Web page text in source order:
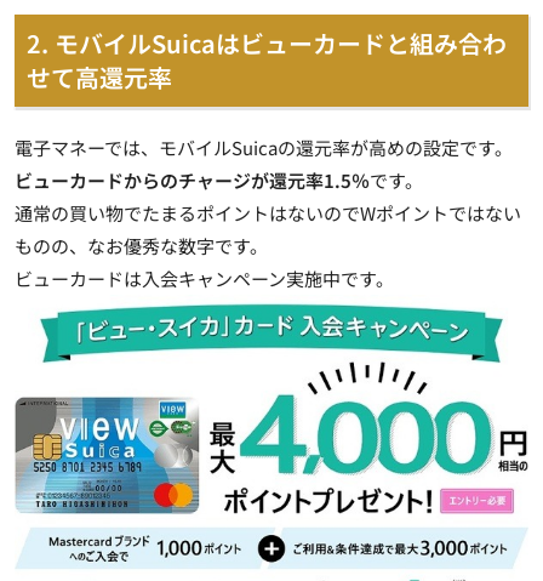
2. モバイルSuicaはビューカードと組み合わ
せて高還元率
電子マネーでは、モバイルSuicaの還元率が高めの設定です。
ビューカードからのチャージが還元率1.5％です。
通常の買い物でたまるポイントはないのでWポイントではない
ものの、なお優秀な数字です。
ビューカードは入会キャンペーン実施中です。